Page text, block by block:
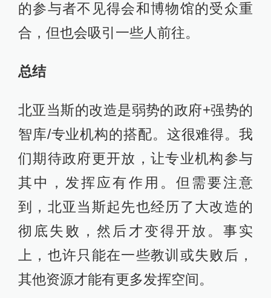
的参与者不见得会和博物馆的受众重
合，但也会吸引一些人前往。
总结
北亚当斯的改造是弱势的政府+强势的
智库/专业机构的搭配。这很难得。我
们期待政府更开放，让专业机构参与
其中，发挥应有作用。但需要注意
到，北亚当斯起先也经历了大改造的
彻底失败，然后才变得开放。事实
上，也许只能在一些教训或失败后，
其他资源才能有更多发挥空间。